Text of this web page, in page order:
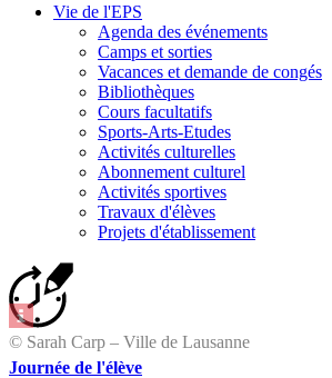
© Sarah Carp – Ville de Lausanne
Vie de l'EPS
Agenda des événements
Camps et sorties
Vacances et demande de congés
Bibliothèques
Cours facultatifs
Sports-Arts-Etudes
Activités culturelles
Abonnement culturel
Activités sportives
Travaux d'élèves
Projets d'établissement
Journée de l'élève